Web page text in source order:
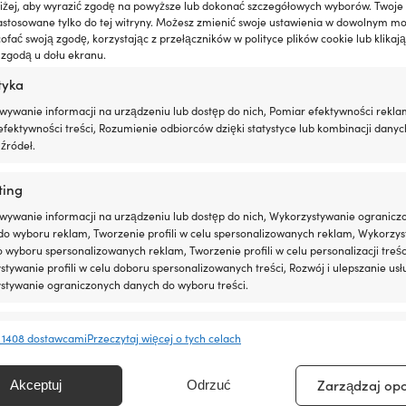
aby wyrazić zgodę na powyższe lub dokonać szczegółowych wyborów.
tylko do tej witryny. Możesz zmienić swoje ustawienia w dowolnym
swoją zgodę, korzystając z przełączników w polityce plików cookie lub
u dołu ekranu.
informacji na urządzeniu lub dostęp do nich, Pomiar efektywności
treści, Rozumienie odbiorców dzięki statystyce lub kombinacji
informacji na urządzeniu lub dostęp do nich, Wykorzystywanie
wyboru reklam, Tworzenie profili w celu spersonalizowanych reklam,
wyboru spersonalizowanych reklam, Tworzenie profili w celu personalizacji
profili w celu doboru spersonalizowanych treści, Rozwój i ulepszanie
ograniczonych danych do wyboru treści.
urządzeń na podstawie informacji przesyłanych automatycznie.
dostawcamiPrzeczytaj więcej o tych celach
Akceptuj Odrzuć Zarządzaj
kupić swój sprzęt już teraz – jeśli znajdziesz go
zakupie. Bez dziwnych warunków.
Śledź swoje zamówienie
O Moory
Telefonicznie 8:00-20:00 (+46 8251546 – Angielski)